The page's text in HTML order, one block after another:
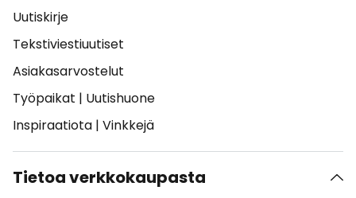
Uutiskirje
Tekstiviestiuutiset
Asiakasarvostelut
Työpaikat | Uutishuone
Inspiraatiota | Vinkkejä
Tietoa verkkokaupasta